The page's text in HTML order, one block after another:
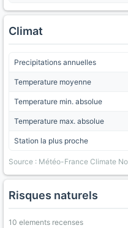
Climat
Precipitations annuelles
Temperature moyenne
Temperature min. absolue
Temperature max. absolue
Station la plus proche
Source : Météo-France Climate
Risques naturels
10 elements recenses